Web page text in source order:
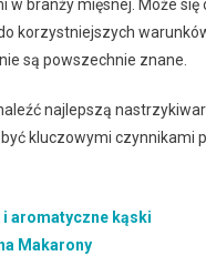
branży mięsnej. Może się
korzystniejszych
są powszechnie znane.
najlepszą
kluczowymi czynnikami
aromatyczne kąski
Makarony